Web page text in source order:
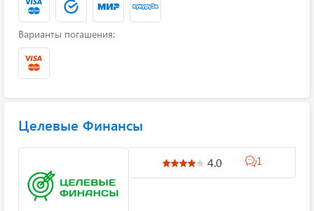
Варианты погашения:
Целевые Финансы
4.0 1